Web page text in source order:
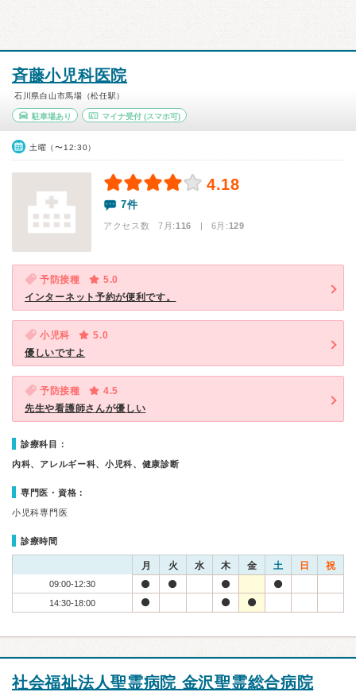
斉藤小児科医院
石川県白山市馬場（松任駅）
駐車場あり マイナ受付(スマホ可)
土曜（〜12:30）
4.18
7件
アクセス数 7月:116 | 6月:129
予防接種
5.0
インターネット予約が便利です。
小児科
5.0
優しいですよ
予防接種
4.5
先生や看護師さんが優しい
診療科目：
内科、アレルギー科、小児科、健康診断
専門医・資格：
小児科専門医
診療時間
月 火 水 木 金 土 日 祝
09:00-12:30
14:30-18:00
社会福祉法人聖霊病院 金沢聖霊総合病院